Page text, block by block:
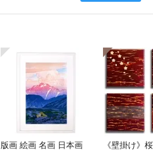
版画 絵画 名画 日本画
《壁掛け》